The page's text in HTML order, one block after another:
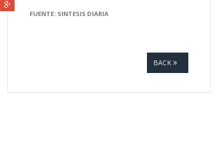
FUENTE: SINTESIS DIARIA
BACK